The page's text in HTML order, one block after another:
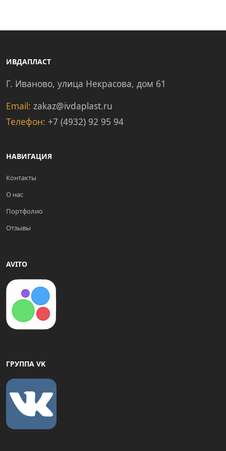
ИВДАПЛАСТ
Г. Иваново, улица Некрасова, дом 61
Email: zakaz@ivdaplast.ru
Телефон: +7 (4932) 92 95 94
НАВИГАЦИЯ
Контакты
О нас
Портфолио
Отзывы
AVITO
ГРУППА VK